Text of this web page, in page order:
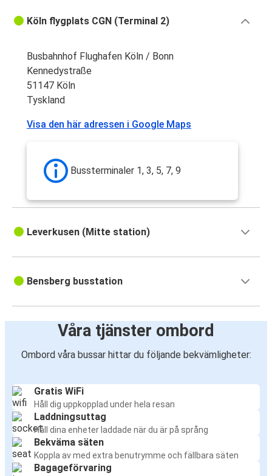
Köln flygplats CGN (Terminal 2)
Busbahnhof Flughafen Köln / Bonn
Kennedystraße
51147 Köln
Tyskland
Visa den här adressen i Google Maps
Bussterminaler 1, 3, 5, 7, 9
Leverkusen (Mitte station)
Bensberg busstation
Våra tjänster ombord
Ombord våra bussar hittar du följande bekvämligheter:
Gratis WiFi
Håll dig uppkopplad under hela resan
Laddningsuttag
Håll dina enheter laddade när du är på språng
Bekväma säten
Koppla av med extra benutrymme och fällbara säten
Bagageförvaring